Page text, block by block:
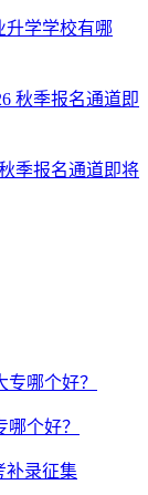
升学学校有哪
季报名通道即将
个好？